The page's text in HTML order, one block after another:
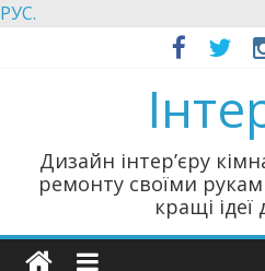
РУС.
Дизайн інтер’єру
ремонту своїми
кращі ідеї